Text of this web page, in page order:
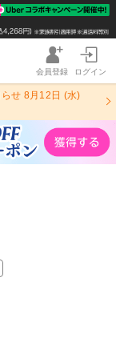
会員登録 ログイン
せ 8月12日 (水)